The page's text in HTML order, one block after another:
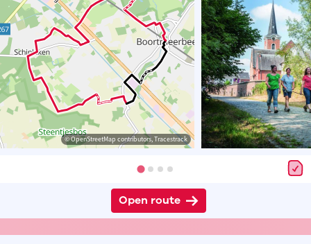
© OpenStreetMap contributors, Tracestrack
Open route